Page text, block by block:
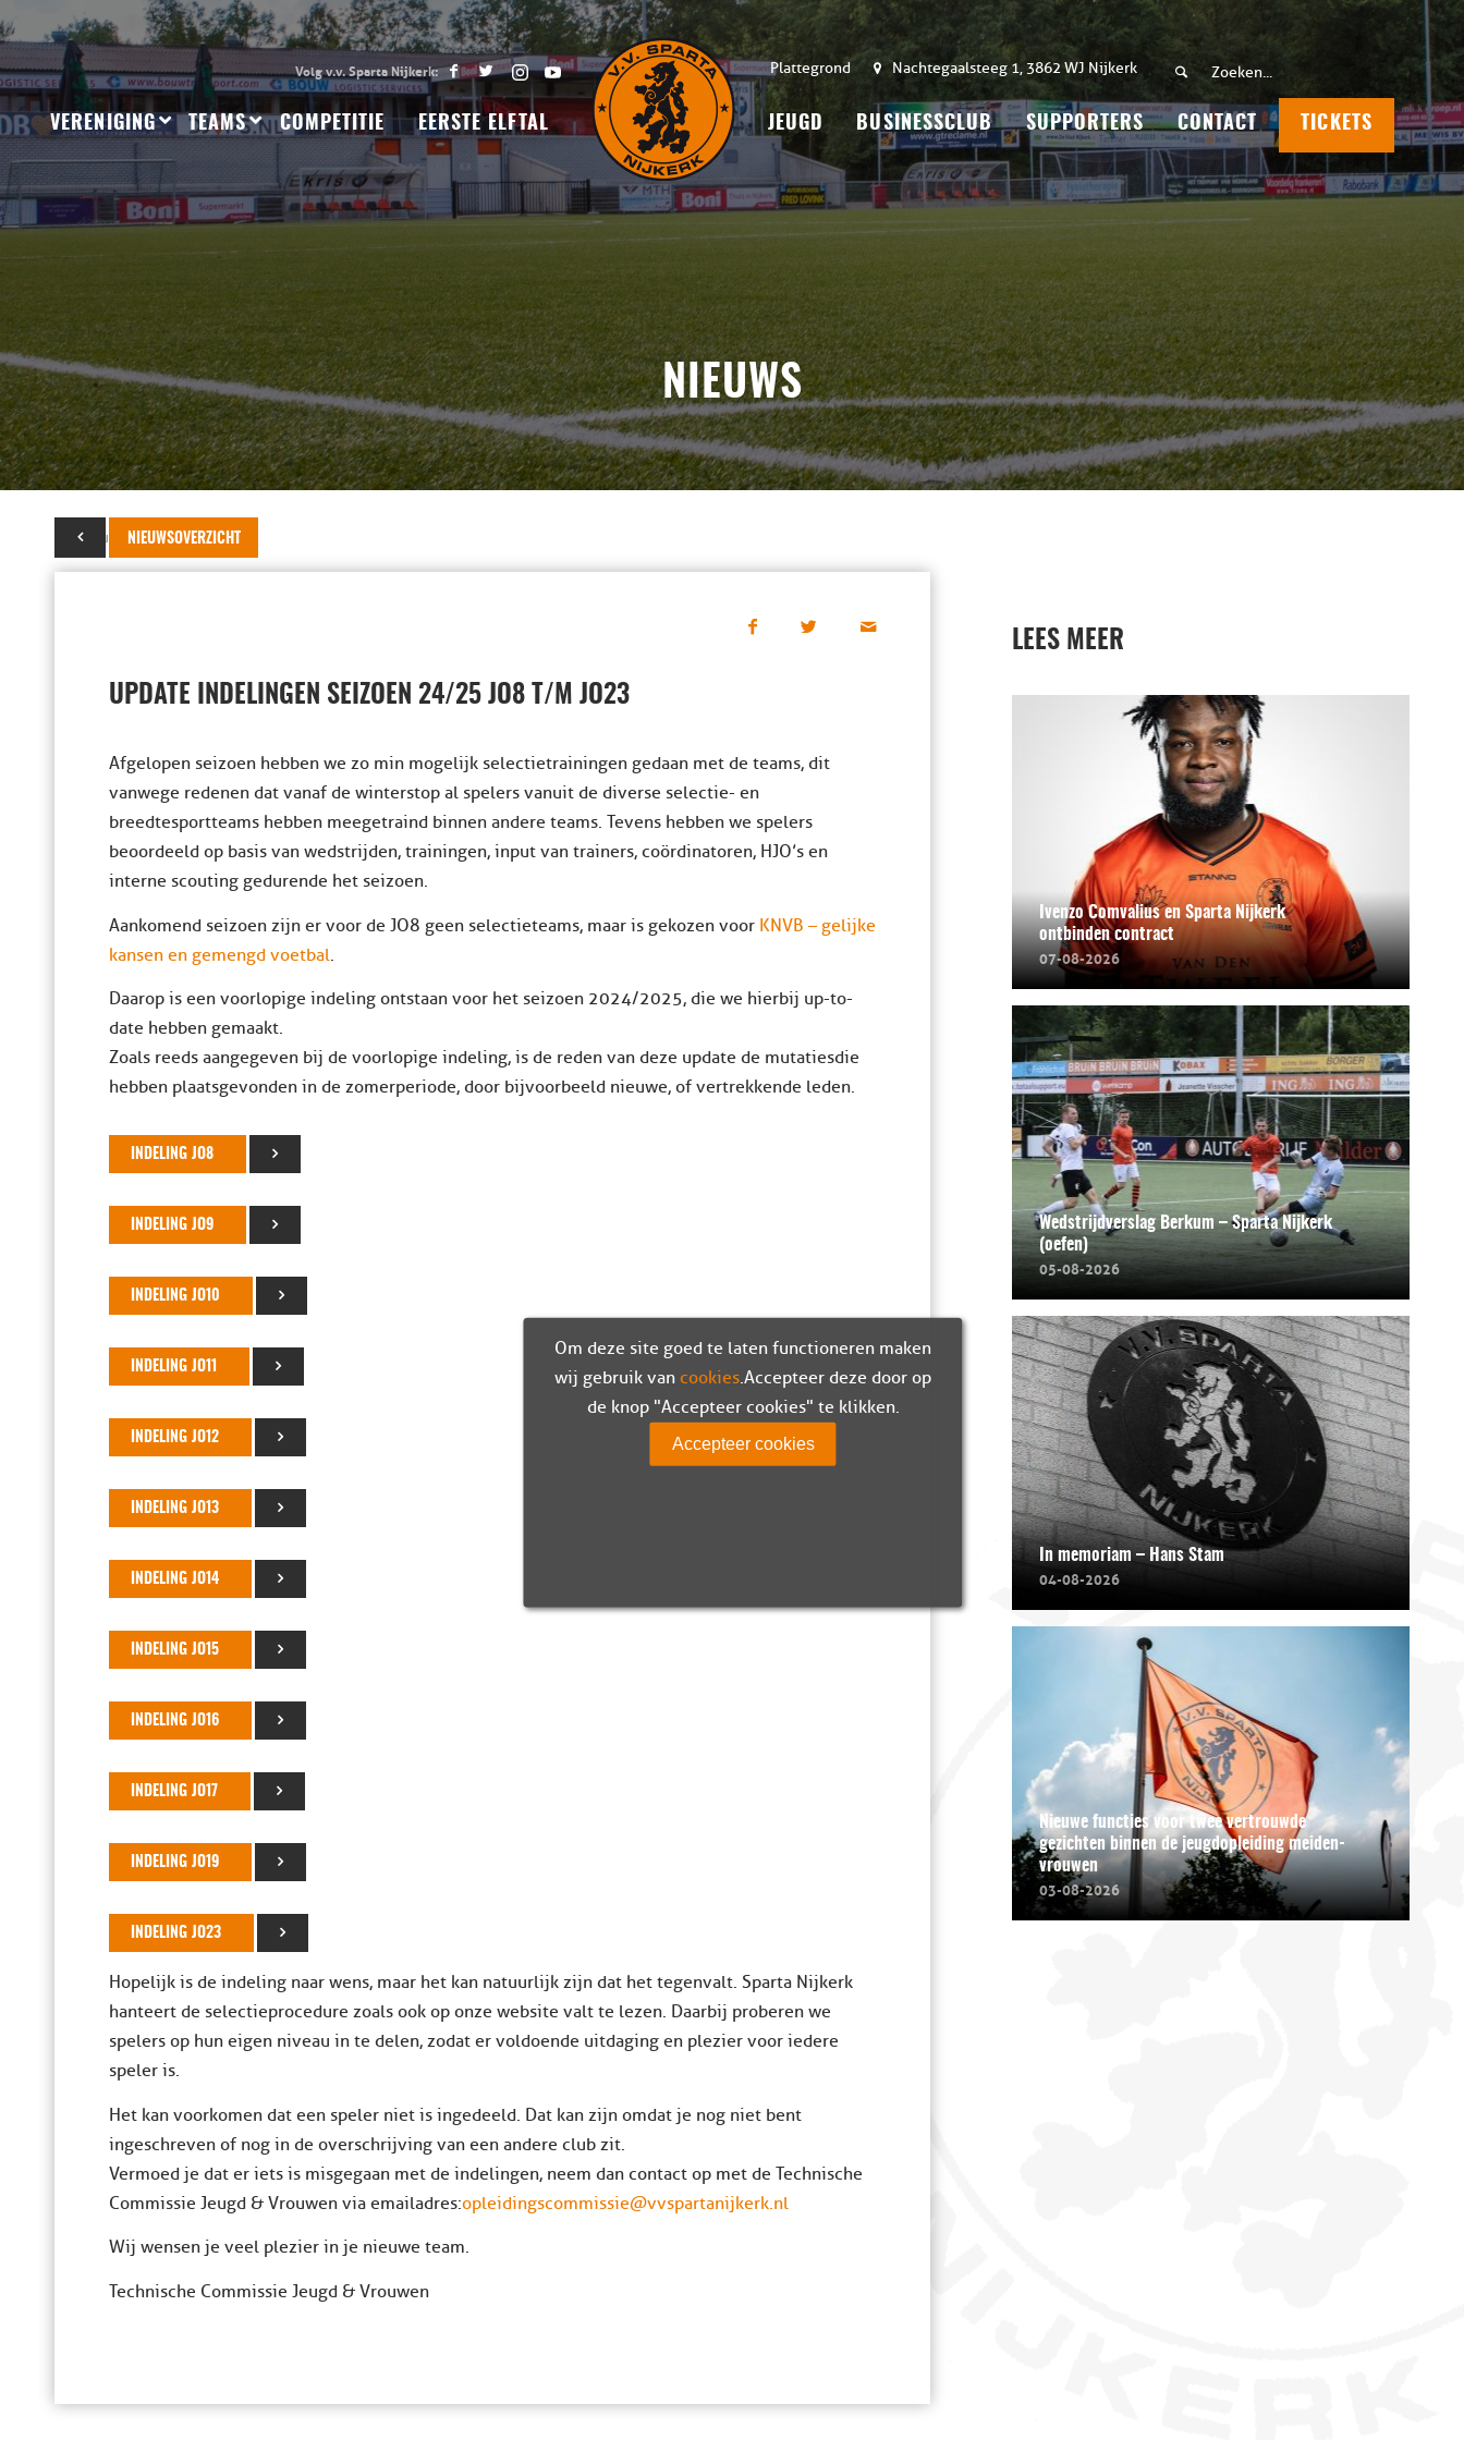
Plattegrond Nachtegaalsteeg 1, 3862 WJ Nijkerk
VERENIGING TEAMS COMPETITIE EERSTE ELFTAL JEUGD BUSINESSCLUB SUPPORTERS CONTACT TICKETS
NIEUWS
NIEUWSOVERZICHT
13 augustus 2024
UPDATE INDELINGEN SEIZOEN 24/25 JO8 T/M JO23
Afgelopen seizoen hebben we zo min mogelijk selectietrainingen gedaan met de teams, dit
vanwege redenen dat vanaf de winterstop al spelers vanuit de diverse selectie- en
breedtesportteams hebben meegetraind binnen andere teams. Tevens hebben we spelers
beoordeeld op basis van wedstrijden, trainingen, input van trainers, coördinatoren, HJO’s en
interne scouting gedurende het seizoen.
Aankomend seizoen zijn er voor de JO8 geen selectieteams, maar is gekozen voor KNVB – gelijke
kansen en gemengd voetbal.
Daarop is een voorlopige indeling ontstaan voor het seizoen 2024/2025, die we hierbij up-to-
date hebben gemaakt.
Zoals reeds aangegeven bij de voorlopige indeling, is de reden van deze update de mutaties die
hebben plaatsgevonden in de zomerperiode, door bijvoorbeeld nieuwe, of vertrekkende leden.
INDELING JO8
INDELING JO9
INDELING JO10
INDELING JO11
INDELING JO12
INDELING JO13
INDELING JO14
INDELING JO15
INDELING JO16
INDELING JO17
INDELING JO19
INDELING JO23
Hopelijk is de indeling naar wens, maar het kan natuurlijk zijn dat het tegenvalt. Sparta Nijkerk
hanteert de selectieprocedure zoals ook op onze website valt te lezen. Daarbij proberen we
spelers op hun eigen niveau in te delen, zodat er voldoende uitdaging en plezier voor iedere
speler is.
Het kan voorkomen dat een speler niet is ingedeeld. Dat kan zijn omdat je nog niet bent
ingeschreven of nog in de overschrijving van een andere club zit.
Vermoed je dat er iets is misgegaan met de indelingen, neem dan contact op met de Technische
Commissie Jeugd & Vrouwen via emailadres:opleidingscommissie@vvspartanijkerk.nl
Wij wensen je veel plezier in je nieuwe team.
Technische Commissie Jeugd & Vrouwen
LEES MEER
Ivenzo Comvalius en Sparta Nijkerk
ontbinden contract
07-08-2026
Wedstrijdverslag Berkum – Sparta Nijkerk
(oefen)
05-08-2026
In memoriam – Hans Stam
04-08-2026
Nieuwe functies voor twee vertrouwde
gezichten binnen de jeugdopleiding meiden-
vrouwen
03-08-2026
Om deze site goed te laten functioneren maken
wij gebruik van cookies. Accepteer deze door op
de knop "Accepteer cookies" te klikken.
Accepteer cookies